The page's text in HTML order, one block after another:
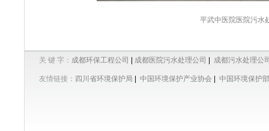
平武中医院医院污水
关 键 字： 成都环保工程公司 成都医院污水处理公司 成都污水处理公
友情链接： 四川省环境保护局 中国环境保护产业协会 中国环境保护部